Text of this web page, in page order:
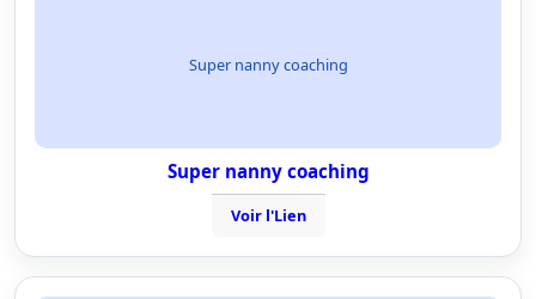
Super nanny coaching
Super nanny coaching
Voir l'Lien